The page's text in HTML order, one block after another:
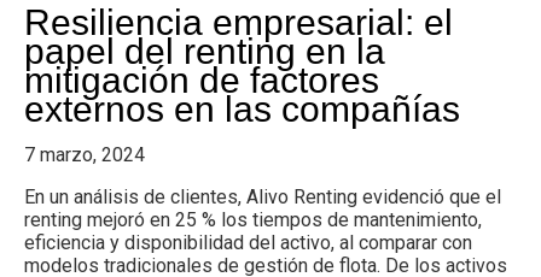
Resiliencia empresarial: el
papel del renting en la
mitigación de factores
externos en las compañías
7 marzo, 2024
En un análisis de clientes, Alivo Renting evidenció que el
renting mejoró en 25 % los tiempos de mantenimiento,
eficiencia y disponibilidad del activo, al comparar con
modelos tradicionales de gestión de flota. De los activos